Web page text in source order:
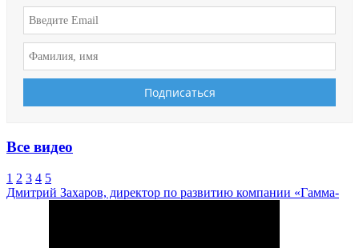
Все видео
1 2 3 4 5
Дмитрий Захаров, директор по развитию компании «Гамма-